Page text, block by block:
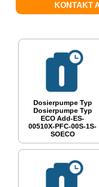
KONTAKT
Dosierpumpe Typ
Dosierpumpe Typ
ECO Add-ES-
00510X-PFC-00S-1S-
SOECO